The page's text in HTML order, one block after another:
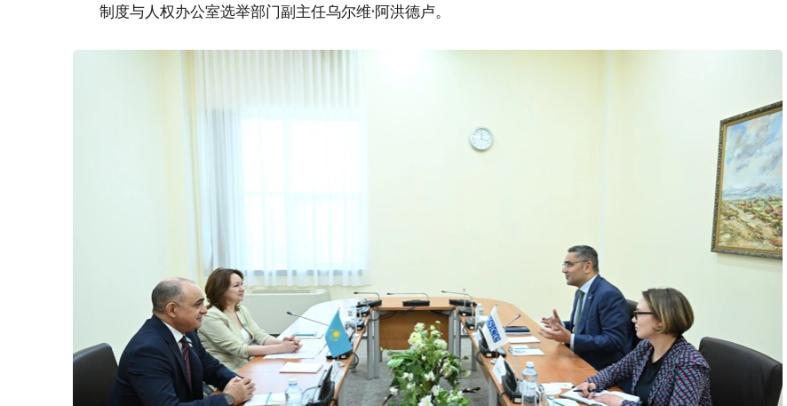
制度与人权办公室选举部门副主任乌尔维·阿洪德卢。